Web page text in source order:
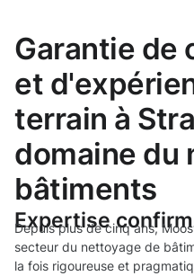
Garantie de
et
terrain à
domaine du
bâtiments
Expertise
Depuis plus de cinq ans,
secteur du nettoyage de
la fois rigoureuse et